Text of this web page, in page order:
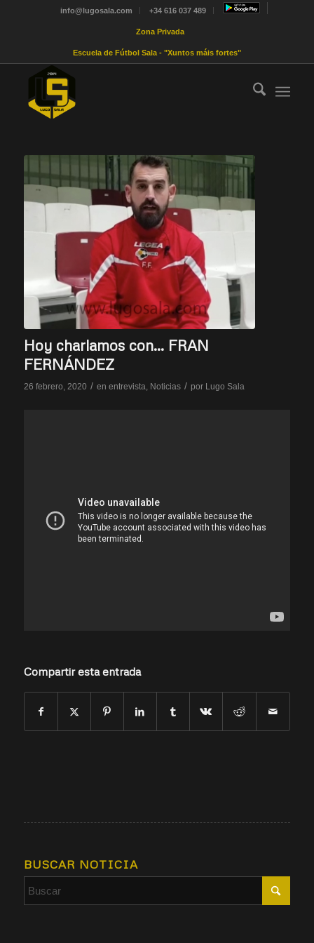
info@lugosala.com +34 616 037 489
Zona Privada
Escuela de Fútbol Sala - "Xuntos máis fortes"
Hoy charlamos con… FRAN
FERNÁNDEZ
26 febrero, 2020 / en entrevista, Noticias / por Lugo Sala
Compartir esta entrada
BUSCAR NOTICIA